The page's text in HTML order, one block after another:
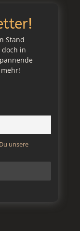
Stand
doch in
unsere